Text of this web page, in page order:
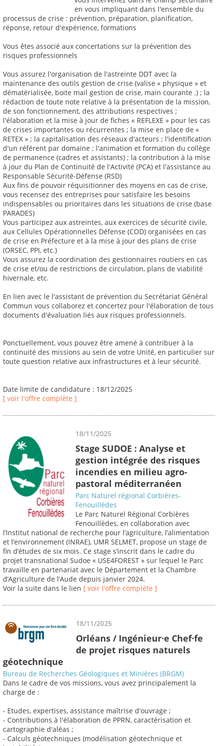
en vous impliquant dans l'ensemble du
processus de crise : prévention, préparation, planification,
réponse, retour d'expérience, formations
Vous êtes associé aux concertations sur la prévention des
risques professionnels
Vous assurez l'organisation de l'astreinte DDT avec la
maintenance des outils gestion de crise (valise « physique » et
dématérialisée, boite mail gestion de crise, main courante .) ; la
rédaction de toute note relative à la présentation de la mission,
de son fonctionnement, des attributions respectives ;
l'élaboration et la mise à jour de fiches « REFLEXE » pour les cas
de crises importantes ou récurrentes ; la mise en place de «
RETEX » ; la capitalisation des réseaux d'acteurs ; l'identification
d'un référent par domaine ; l'animation et formation du collège
de permanence (cadres et assistants) ; la contribution à la mise
à jour du Plan de Continuité de l'Activité (PCA) et l'assistance au
Responsable Sécurité-Défense (RSD)
Aux fins de pouvoir réquisitionner des moyens en cas de crise,
vous recensez des entreprises pour satisfaire les besoins
indispensables ou prioritaires dans les situations de crise (base
PARADES)
Vous participez aux astreintes, aux exercices de sécurité civile,
aux Cellules Opérationnelles Défense (COD) organisées en cas
de crise en Préfecture et à la mise à jour des plans de crise
(ORSEC, PPI, etc.)
Vous assurez la coordination des gestionnaires routiers en cas
de crise et/ou de restrictions de circulation, plans de viabilité
hivernale, etc.
En lien avec le l'assistant de prévention du Secrétariat Général
Commun vous collaborez et concertez pour l'élaboration de tous
documents d'évaluation liés aux risques professionnels.
Ponctuellement, vous pouvez être amené à contribuer à la
continuité des missions au sein de votre Unité, en particulier sur
toute question relative aux infrastructures et à leur sécurité.
Date limite de candidature : 18/12/2025
[ voir l'offre complète ]
18/11/2025
Stage SUDOE : Analyse et
gestion intégrée des risques
incendies en milieu agro-
pastoral méditerranéen
Parc Naturel régional Corbières-
Fenouillèdes
Le Parc Naturel Régional Corbières
Fenouillèdes, en collaboration avec
l’Institut national de recherche pour l’agriculture, l’alimentation
et l’environnement (INRAE), UMR SELMET, propose un stage de
fin d’études de six mois. Ce stage s’inscrit dans le cadre du
projet transnational Sudoe « USE4FOREST » sur lequel le Parc
travaille en partenariat avec le Département et la Chambre
d’Agriculture de l’Aude depuis janvier 2024.
Voir la suite dans le lien [ voir l'offre complète ]
18/11/2025
Orléans / Ingénieur·e Chef·fe
de projet risques naturels
géotechnique
Bureau de Recherches Géologiques et Minières (BRGM)
Dans le cadre de vos missions, vous avez principalement la
charge de :
- Etudes, expertises, assistance maîtrise d'ouvrage ;
- Contributions à l'élaboration de PPRN, caractérisation et
cartographie d'aléas ;
- Calculs géotechniques (modélisation géotechnique et